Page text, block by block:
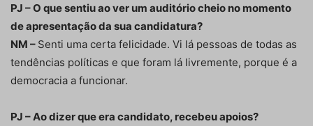
PJ – O que sentiu ao ver um auditório cheio no momento
de apresentação da sua candidatura?
NM – Senti uma certa felicidade. Vi lá pessoas de todas as
tendências políticas e que foram lá livremente, porque é a
democracia a funcionar.
PJ – Ao dizer que era candidato, recebeu apoios?